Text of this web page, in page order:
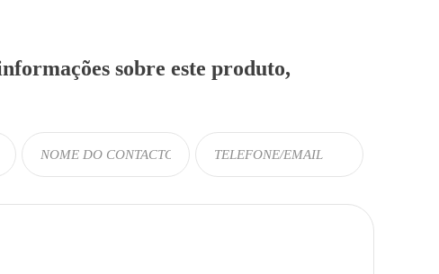
sobre este produto,